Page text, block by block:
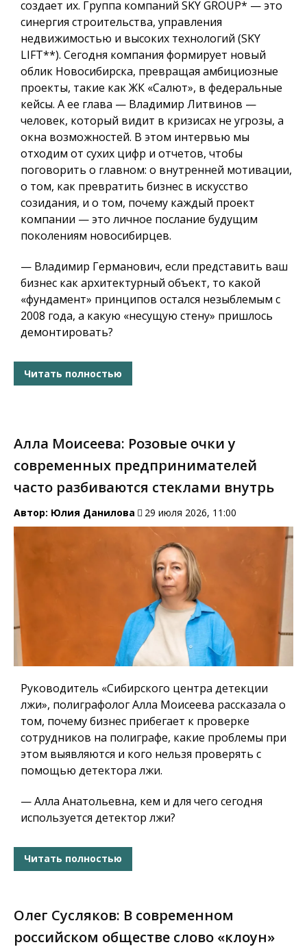
создает их. Группа компаний SKY GROUP* — это
синергия строительства, управления
недвижимостью и высоких технологий (SKY
LIFT**). Сегодня компания формирует новый
облик Новосибирска, превращая амбициозные
проекты, такие как ЖК «Салют», в федеральные
кейсы. А ее глава — Владимир Литвинов —
человек, который видит в кризисах не угрозы, а
окна возможностей. В этом интервью мы
отходим от сухих цифр и отчетов, чтобы
поговорить о главном: о внутренней мотивации,
о том, как превратить бизнес в искусство
созидания, и о том, почему каждый проект
компании — это личное послание будущим
поколениям новосибирцев.
— Владимир Германович, если представить ваш
бизнес как архитектурный объект, то какой
«фундамент» принципов остался незыблемым с
2008 года, а какую «несущую стену» пришлось
демонтировать?
Читать полностью
Алла Моисеева: Розовые очки у
современных предпринимателей
часто разбиваются стеклами внутрь
Автор: Юлия Данилова 29 июля 2026, 11:00
Руководитель «Сибирского центра детекции
лжи», полиграфолог Алла Моисеева рассказала о
том, почему бизнес прибегает к проверке
сотрудников на полиграфе, какие проблемы при
этом выявляются и кого нельзя проверять с
помощью детектора лжи.
— Алла Анатольевна, кем и для чего сегодня
используется детектор лжи?
Читать полностью
Олег Сусляков: В современном
российском обществе слово «клоун»